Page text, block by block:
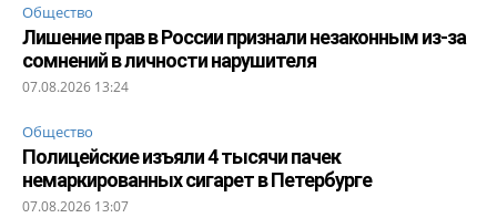
Общество
Лишение прав в России признали незаконным из-за
сомнений в личности нарушителя
07.08.2026 13:24
Общество
Полицейские изъяли 4 тысячи пачек
немаркированных сигарет в Петербурге
07.08.2026 13:07